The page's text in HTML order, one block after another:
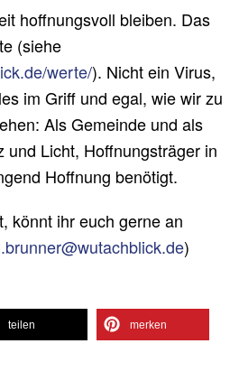
hoffnungsvoll bleiben. Das
(siehe
werte/). Nicht ein Virus,
im Griff und egal, wie wir zu
Als Gemeinde und als
und Licht, Hoffnungsträger in
Hoffnung benötigt.
könnt ihr euch gerne an
)
teilen merken